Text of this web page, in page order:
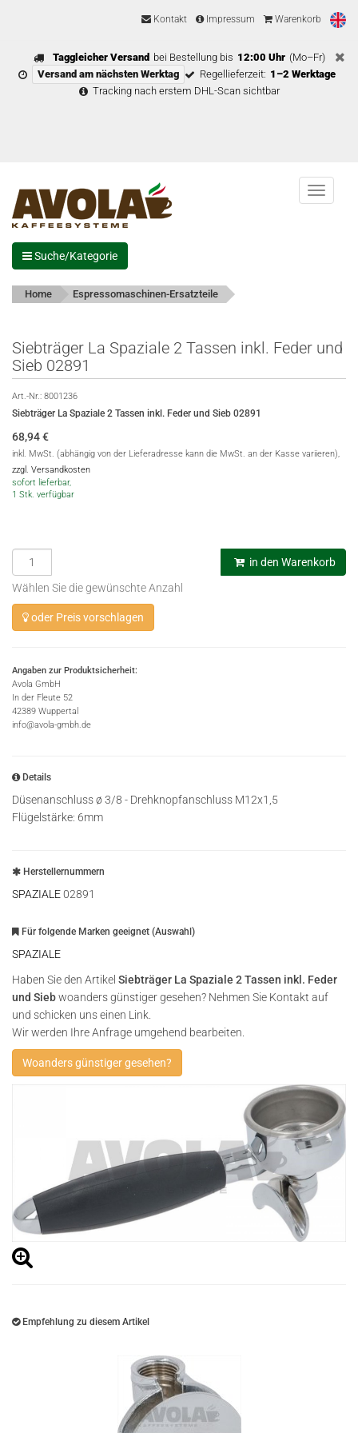
Kontakt Impressum Warenkorb
Taggleicher Versand bei Bestellung bis 12:00 Uhr (Mo–Fr)
Versand am nächsten Werktag
Regellieferzeit: 1–2 Werktage
Tracking nach erstem DHL-Scan sichtbar
Menu
Suche/Kategorie
Home Espressomaschinen-Ersatzteile
Siebträger La Spaziale 2 Tassen inkl. Feder und
Sieb 02891
Art.-Nr.: 8001236
Siebträger La Spaziale 2 Tassen inkl. Feder und Sieb 02891
68,94€
inkl. MwSt. (abhängig von der Lieferadresse kann die MwSt. an der Kasse variieren),
zzgl. Versandkosten
sofort lieferbar,
1 Stk. verfügbar
in den Warenkorb
Wählen Sie die gewünschte Anzahl
oder Preis vorschlagen
Angaben zur Produktsicherheit:
Avola GmbH
In der Fleute 52
42389 Wuppertal
info@avola-gmbh.de
Details
Düsenanschluss ø 3/8 - Drehknopfanschluss M12x1,5
Flügelstärke: 6mm
Herstellernummern
SPAZIALE02891
Für folgende Marken geeignet (Auswahl)
SPAZIALE
Haben Sie den Artikel Siebträger La Spaziale 2 Tassen inkl. Feder
und Siebwoanders günstiger gesehen? Nehmen Sie Kontakt auf
und schicken uns einen Link.
Wir werden Ihre Anfrage umgehend bearbeiten.
Woanders günstiger gesehen?
Empfehlung zu diesem Artikel